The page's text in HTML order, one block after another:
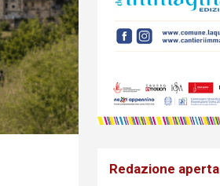
Redazione aperta